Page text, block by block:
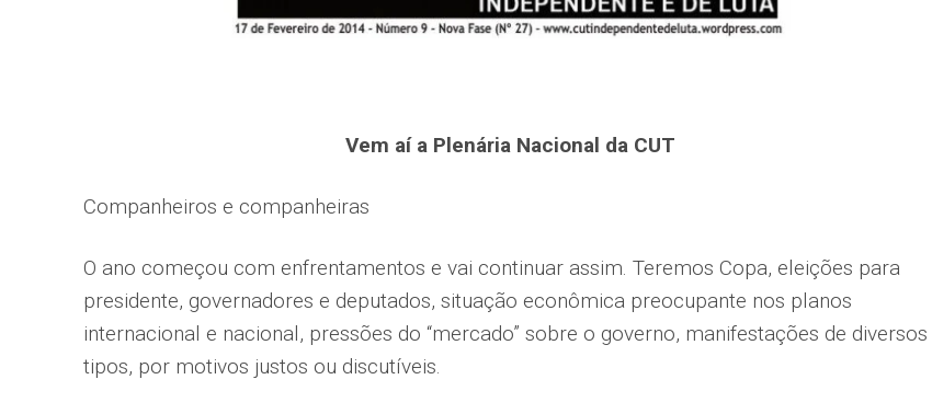
Vem aí a Plenária Nacional da CUT
Companheiros e companheiras
O ano começou com enfrentamentos e vai continuar assim. Teremos Copa, eleições para
presidente, governadores e deputados, situação econômica preocupante nos planos
internacional e nacional, pressões do “mercado” sobre o governo, manifestações de diversos
tipos, por motivos justos ou discutíveis.